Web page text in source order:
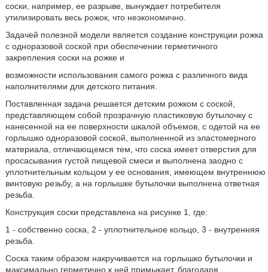
соски, например, ее разрыве, вынуждает потребителя
утилизировать весь рожок, что неэкономично.
Задачей полезной модели является создание конструкции рожка
с одноразовой соской при обеспечении герметичного
закрепления соски на рожке и
возможности использования самого рожка с различного вида
наполнителями для детского питания.
Поставленная задача решается детским рожком с соской,
представляющем собой прозрачную пластиковую бутылочку с
нанесенной на ее поверхности шкалой объемов, с одетой на ее
горлышко одноразовой соской, выполненной из эластомерного
материала, отличающемся тем, что соска имеет отверстия для
просасывания густой пищевой смеси и выполнена заодно с
уплотнительным кольцом у ее основания, имеющем внутреннюю
винтовую резьбу, а на горлышке бутылочки выполнена ответная
резьба.
Конструкция соски представлена на рисунке 1, где:
1 - собственно соска, 2 - уплотнительное кольцо, 3 - внутренняя
резьба.
Соска таким образом накручивается на горлышко бутылочки и
максимально герметично к ней примыкает, благодаря